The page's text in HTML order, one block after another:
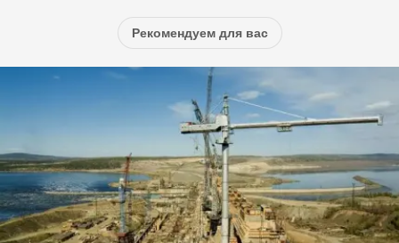
Рекомендуем для вас